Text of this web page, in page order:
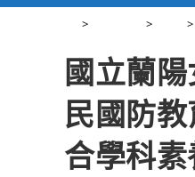
> > >
國立蘭
民國防
合學科